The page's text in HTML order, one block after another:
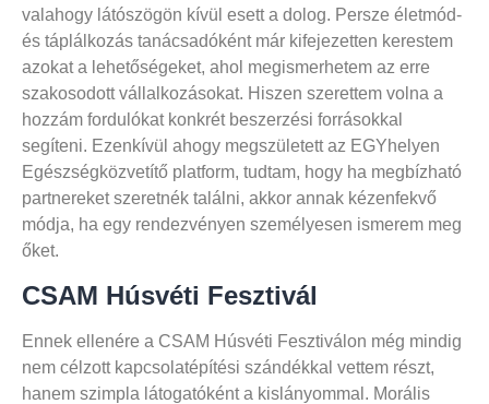
valahogy látószögön kívül esett a dolog. Persze életmód-
és táplálkozás tanácsadóként már kifejezetten kerestem
azokat a lehetőségeket, ahol megismerhetem az erre
szakosodott vállalkozásokat. Hiszen szerettem volna a
hozzám fordulókat konkrét beszerzési forrásokkal
segíteni. Ezenkívül ahogy megszületett az EGYhelyen
Egészségközvetítő platform, tudtam, hogy ha megbízható
partnereket szeretnék találni, akkor annak kézenfekvő
módja, ha egy rendezvényen személyesen ismerem meg
őket.
CSAM Húsvéti Fesztivál
Ennek ellenére a CSAM Húsvéti Fesztiválon még mindig
nem célzott kapcsolatépítési szándékkal vettem részt,
hanem szimpla látogatóként a kislányommal. Morális